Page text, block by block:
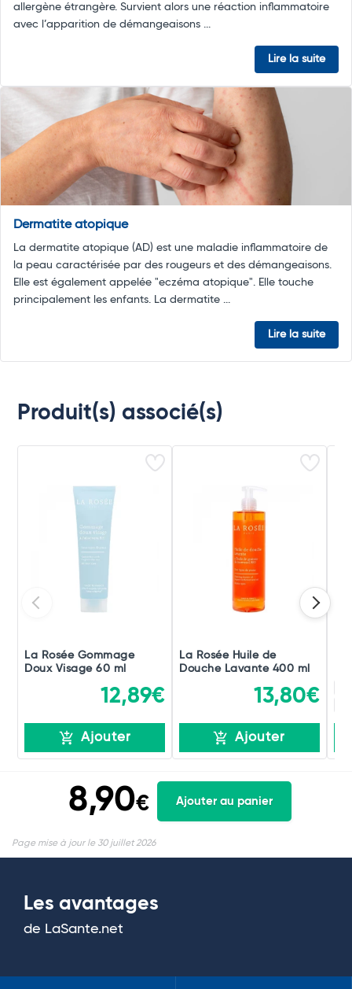
allergène étrangère. Survient alors une réaction inflammatoire
avec l’apparition de démangeaisons ...
Lire la suite
Dermatite atopique
La dermatite atopique (AD) est une maladie inflammatoire de
la peau caractérisée par des rougeurs et des démangeaisons.
Elle est également appelée "eczéma atopique". Elle touche
principalement les enfants. La dermatite ...
Lire la suite
Produit(s) associé(s)
La Rosée Gommage
Doux Visage 60 ml
12,89€
Ajouter
La Rosée Huile de
Douche Lavante 400 ml
13,80€
Ajouter
8,90€ Ajouter au panier
Page mise à jour le 30 juillet 2026
Les avantages
de LaSante.net